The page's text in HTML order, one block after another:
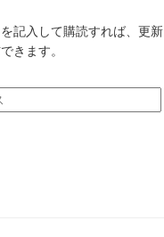
記入して購読すれば、更新
きます。